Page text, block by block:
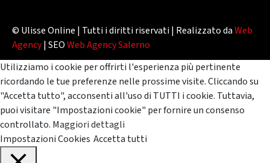
© Ulisse Online | Tutti i diritti riservati | Realizzato daWeb
Agency| SEOWeb Agency Salerno
Utilizziamo i cookie per offrirti l'esperienza più pertinente
ricordando le tue preferenze nelle prossime visite. Cliccando su
"Accetta tutto", acconsenti all'uso di TUTTI i cookie. Tuttavia,
puoi visitare "Impostazioni cookie" per fornire un consenso
controllato. Maggiori dettagli
Impostazioni Cookies Accetta tutti